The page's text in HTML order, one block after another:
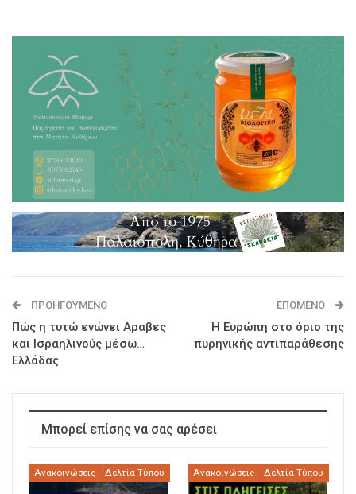
ΠΡΟΗΓΟΎΜΕΝΟ
Πώς η τυτώ ενώνει Αραβες
και Ισραηλινούς μέσω…
Ελλάδας
ΕΠΌΜΕΝΟ
Η Ευρώπη στο όριο της
πυρηνικής αντιπαράθεσης
Μπορεί επίσης να σας αρέσει
Ανακοινώσεις _ Δελτία Τύπου Ανακοινώσεις _ Δελτία Τύπου